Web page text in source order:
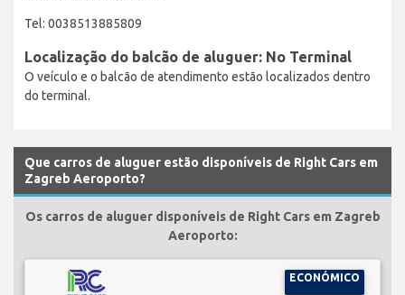
Tel: 0038513885809
Localização do balcão de aluguer: No Terminal
O veículo e o balcão de atendimento estão localizados dentro
do terminal.
Que carros de aluguer estão disponíveis de Right Cars em
Zagreb Aeroporto?
Os carros de aluguer disponíveis de Right Cars em Zagreb
Aeroporto:
ECONÓMICO